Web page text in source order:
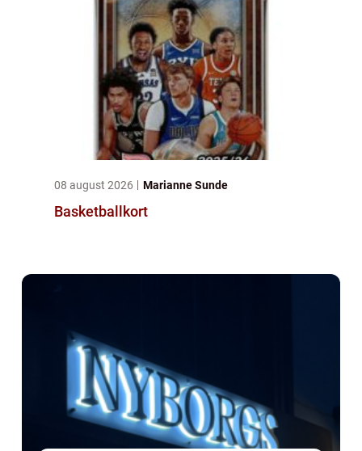
08 august 2026 Marianne Sunde
Basketballkort